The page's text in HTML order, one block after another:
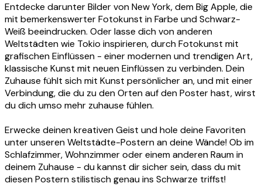
Entdecke darunter Bilder von New York, dem Big Apple, die
mit bemerkenswerter Fotokunst in Farbe und Schwarz-
Weiß beeindrucken. Oder lasse dich von anderen
Weltstädten wie Tokio inspirieren, durch Fotokunst mit
grafischen Einflüssen - einer modernen und trendigen Art,
klassische Kunst mit neuen Einflüssen zu verbinden. Dein
Zuhause fühlt sich mit Kunst persönlicher an, und mit einer
Verbindung, die du zu den Orten auf den Poster hast, wirst
du dich umso mehr zuhause fühlen.
Erwecke deinen kreativen Geist und hole deine Favoriten
unter unseren Weltstädte-Postern an deine Wände! Ob im
Schlafzimmer, Wohnzimmer oder einem anderen Raum in
deinem Zuhause - du kannst dir sicher sein, dass du mit
diesen Postern stilistisch genau ins Schwarze triffst!